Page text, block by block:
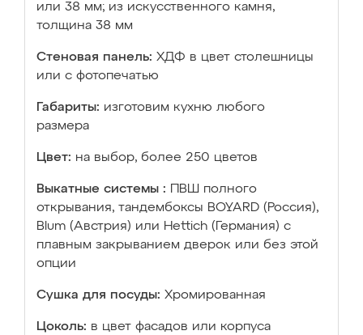
или 38 мм; из искусственного камня,
толщина 38 мм
Стеновая панель: ХДФ в цвет столешницы
или с фотопечатью
Габариты: изготовим кухню любого
размера
Цвет: на выбор, более 250 цветов
Выкатные системы :
ПВШ полного
открывания, тандембоксы BOYARD (Россия),
Blum (Австрия) или Hettich (Германия) с
плавным закрыванием дверок или без этой
опции
Сушка для посуды: Хромированная
Цоколь: в цвет фасадов или корпуса